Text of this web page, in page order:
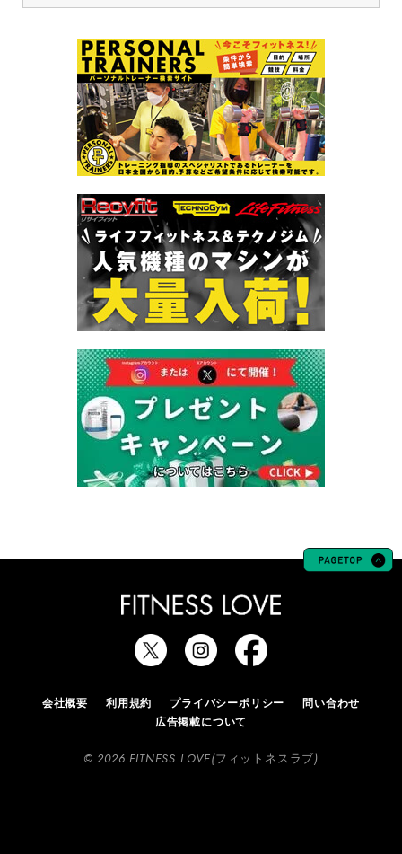
会社概要 利用規約 プライバシーポリシー
問い合わせ
広告掲載について
© 2026 FITNESS LOVE(フィットネスラブ)